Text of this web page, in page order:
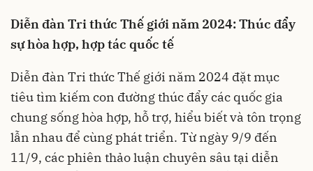
Diễn đàn Tri thức Thế giới năm 2024: Thúc đẩy
sự hòa hợp, hợp tác quốc tế
Diễn đàn Tri thức Thế giới năm 2024 đặt mục
tiêu tìm kiếm con đường thúc đẩy các quốc gia
chung sống hòa hợp, hỗ trợ, hiểu biết và tôn trọng
lẫn nhau để cùng phát triển. Từ ngày 9/9 đến
11/9, các phiên thảo luận chuyên sâu tại diễn